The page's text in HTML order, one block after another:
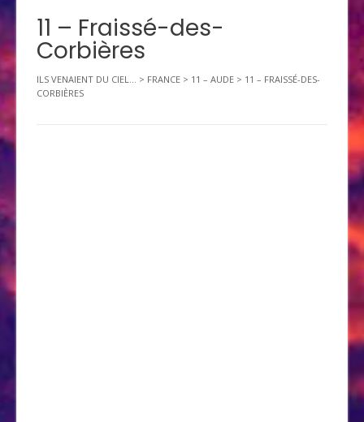
11 – Fraissé-des-
Corbières
ILS VENAIENT DU CIEL... > FRANCE > 11 – AUDE > 11 – FRAISSÉ-DES-
CORBIÈRES